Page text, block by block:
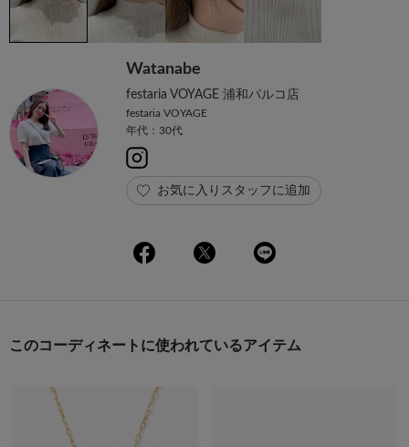
Watanabe
festaria VOYAGE 浦和パルコ店
festaria VOYAGE
年代：30代
お気に入りスタッフに追加
このコーディネートに使われているアイテム